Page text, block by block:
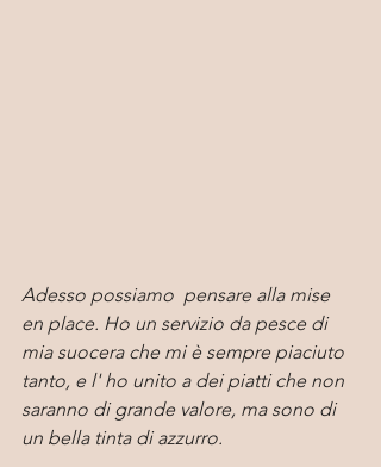
Adesso possiamo  pensare alla mise
en place. Ho un servizio da pesce di
mia suocera che mi è sempre piaciuto
tanto, e l' ho unito a dei piatti che non
saranno di grande valore, ma sono di
un bella tinta di azzurro.